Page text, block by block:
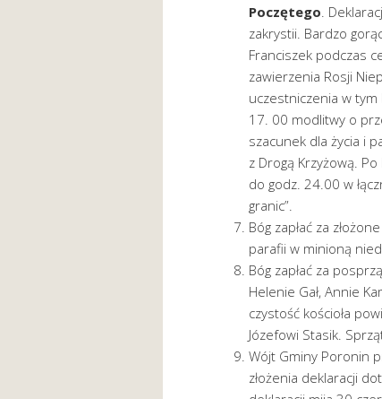
Poczętego.
zakrystii. Bardzo
Franciszek podczas
zawierzenia Rosji
uczestniczenia w
17. 00 modlitwy o
szacunek dla życia i
z Drogą Krzyżową.
do godz. 24.00 w
granic”.
Bóg zapłać za
parafii w minioną
Bóg zapłać za
Helenie Gał, Annie
czystość kościoła
Józefowi Stasik.
Wójt Gminy Poronin
złożenia deklaracji